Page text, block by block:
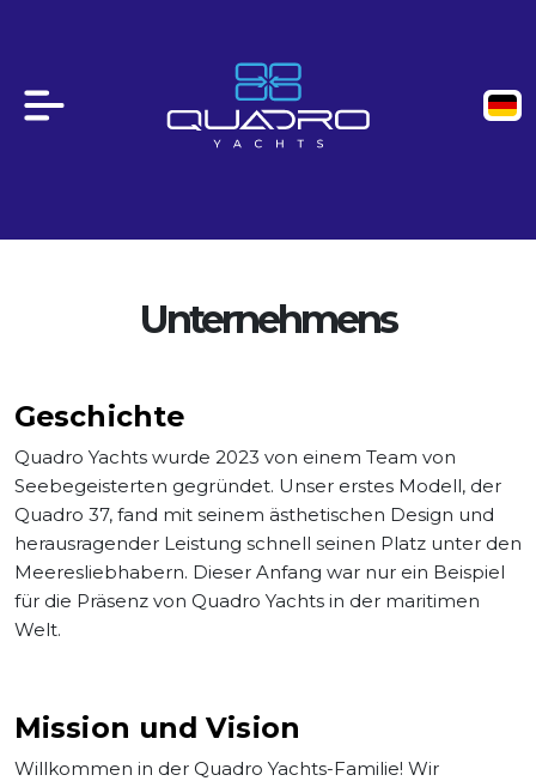
Unternehmens
Geschichte
Quadro Yachts wurde 2023 von einem Team von
Seebegeisterten gegründet. Unser erstes Modell, der
Quadro 37, fand mit seinem ästhetischen Design und
herausragender Leistung schnell seinen Platz unter den
Meeresliebhabern. Dieser Anfang war nur ein Beispiel
für die Präsenz von Quadro Yachts in der maritimen
Welt.
Mission und Vision
Willkommen in der Quadro Yachts-Familie! Wir